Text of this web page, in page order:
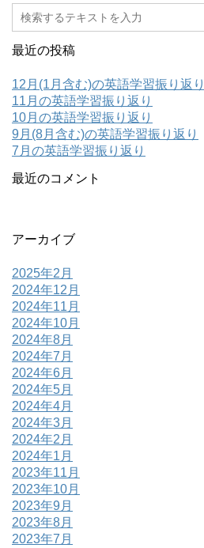
最近の投稿
12月(1月含む)の英語学習振り返り
11月の英語学習振り返り
10月の英語学習振り返り
9月(8月含む)の英語学習振り返り
7月の英語学習振り返り
最近のコメント
アーカイブ
2025年2月
2024年12月
2024年11月
2024年10月
2024年8月
2024年7月
2024年6月
2024年5月
2024年4月
2024年3月
2024年2月
2024年1月
2023年11月
2023年10月
2023年9月
2023年8月
2023年7月